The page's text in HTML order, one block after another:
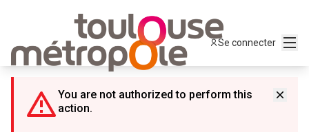
Se connecter
You are not authorized to perform this
action.